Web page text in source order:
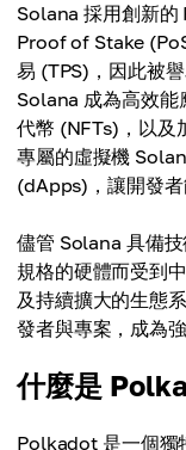
Solana 採用創新
Proof of Stake
易 (TPS)，因此被
Solana 成為高效能
代幣 (NFTs)，以及
專屬的虛擬機
(dApps)，讓開發者
儘管 Solana 具備
規格的硬體而受到
及持續擴大的生態
發者與專案，成為
什麼是
Polkadot 是一個獨